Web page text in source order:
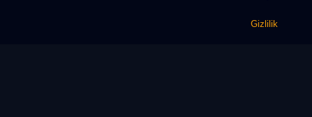
Gizlilik